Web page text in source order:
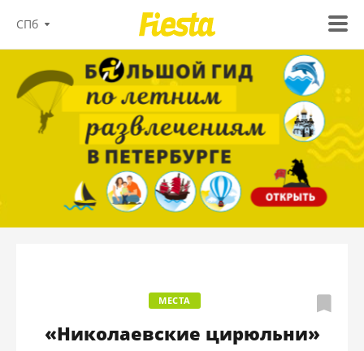
СПб
МЕСТА
«Николаевские цирюльни»